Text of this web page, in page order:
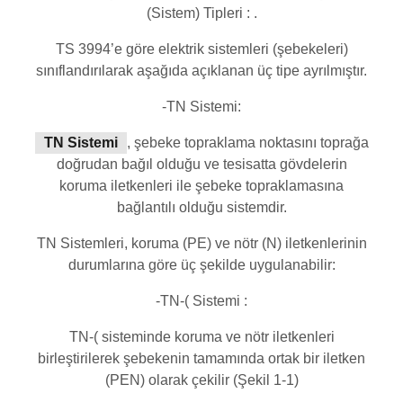
(Sistem) Tipleri : .
TS 3994’e göre elektrik sistemleri (şebekeleri)
sınıflandırılarak aşağıda açıklanan üç tipe ayrılmıştır.
-TN Sistemi:
TN Sistemi
, şebeke topraklama noktasını toprağa
doğrudan bağıl olduğu ve tesisatta gövdelerin
koruma iletkenleri ile şebeke topraklamasına
bağlantılı olduğu sistemdir.
TN Sistemleri, koruma (PE) ve nötr (N) iletkenlerinin
durumlarına göre üç şekilde uygulanabilir:
-TN-( Sistemi :
TN-( sisteminde koruma ve nötr iletkenleri
birleştirilerek şebekenin tamamında ortak bir iletken
(PEN) olarak çekilir (Şekil 1-1)